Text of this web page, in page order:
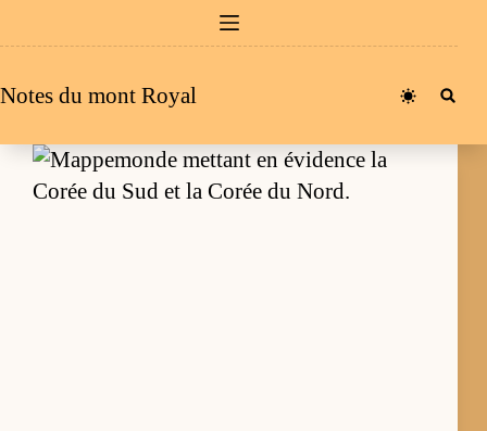
au
Notes du mont Royal